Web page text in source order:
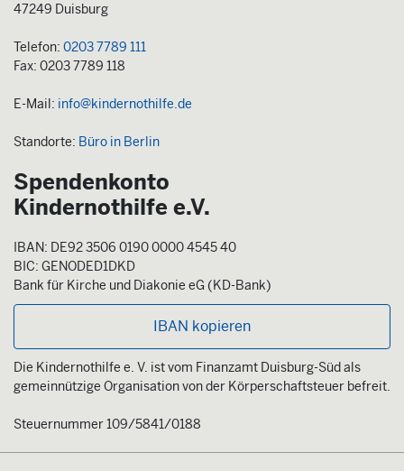
47249 Duisburg
Telefon: 0203 7789 111
Fax: 0203 7789 118
E-Mail: info@kindernothilfe.de
Standorte: Büro in Berlin
Spendenkonto
Kindernothilfe e.V.
IBAN: DE92 3506 0190 0000 4545 40
BIC: GENODED1DKD
Bank für Kirche und Diakonie eG (KD-Bank)
IBAN kopieren
Die Kindernothilfe e. V. ist vom Finanzamt Duisburg-Süd als
gemeinnützige Organisation von der Körperschaftsteuer befreit.
Steuernummer 109/5841/0188